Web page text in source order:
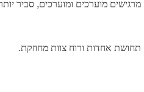
מוערכים ומוערכים, סביר
תחושת אחדות ורוח צוות מחוזקת.